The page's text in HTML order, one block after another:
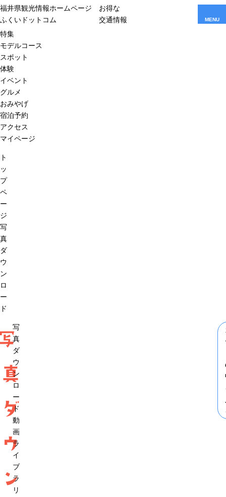
福井県観光情報ホームページ
ふくいドットコム
お得な
交通情報
MENU
特集
モデルコース
スポット
体験
イベント
グルメ
おみやげ
宿泊予約
アクセス
マイページ
ト
ッ
プ
ペ
ー
ジ
写
真
ダ
ウ
ン
ロ
ー
ド
真
ダ
ウ
ン
写
真
ダ
ウ
ン
ロ
ー
ド
動
画
ラ
イ
ブ
ラ
リ